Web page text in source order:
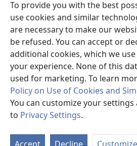
To provide you with the best
use cookies and similar
are necessary to make our
be refused. You can accept or
additional cookies, which we
your experience. None of this
used for marketing. To learn
Policy on Use of Cookies and
You can customize your
to Privacy Settings.
window)
ওয়াচটাওয়ার অনলাইন লাইব্রেরি
(opens
new
®
(opens
new
window)JW লাইব্রেরি অ্যাপ
Copyright© 2026 Watch Tower Bible and
ব্যবহারের শর্ত|